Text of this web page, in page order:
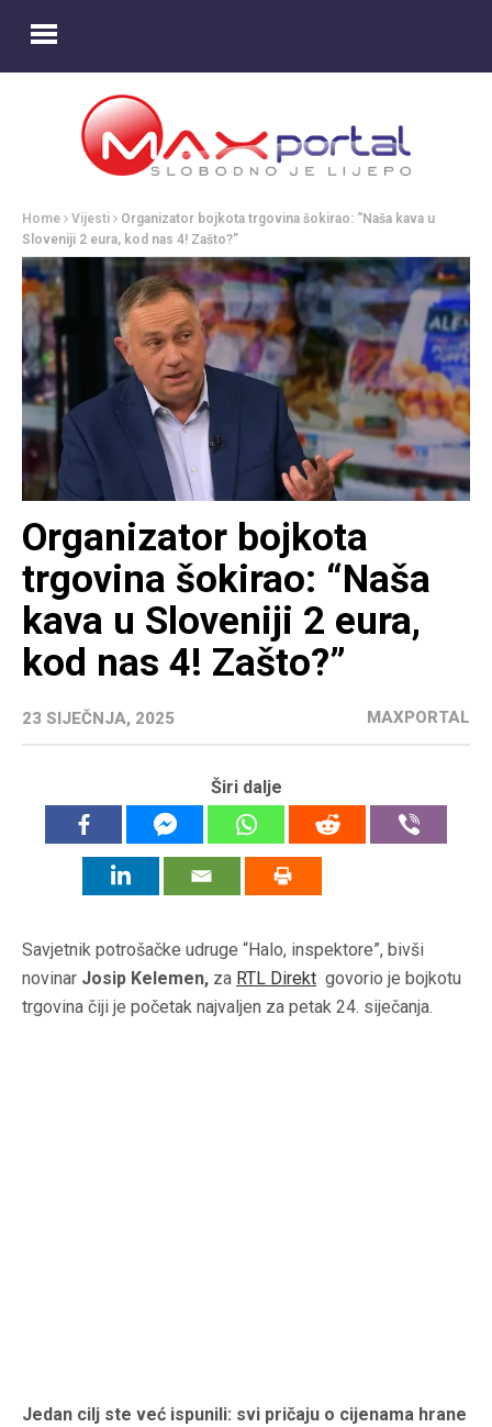
Home Vijesti
Organizator bojkota trgovina šokirao: “Naša kava u
Sloveniji 2 eura, kod nas 4! Zašto?”
Organizator bojkota
trgovina šokirao: “Naša
kava u Sloveniji 2 eura,
kod nas 4! Zašto?”
23 SIJEČNJA, 2025 MAXPORTAL
Širi dalje
Savjetnik potrošačke udruge “Halo, inspektore”, bivši
novinar Josip Kelemen, za RTL Direkt govorio je bojkotu
trgovina čiji je početak najvaljen za petak 24. siječanja.
Jedan cilj ste već ispunili: svi pričaju o cijenama hrane